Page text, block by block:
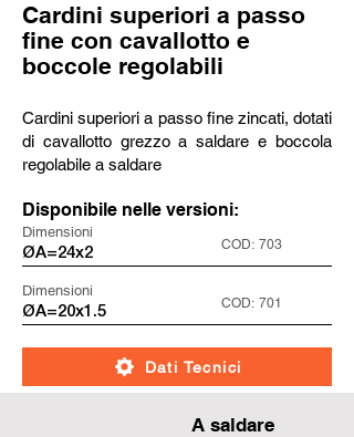
Cardini superiori a passo
fine con cavallotto e
boccole regolabili
Cardini superiori a passo fine zincati, dotati
di cavallotto grezzo a saldare e boccola
regolabile a saldare
Disponibile nelle versioni:
Dimensioni
ØA=24x2
COD: 703
Dimensioni
ØA=20x1.5
COD: 701
Dati Tecnici
A saldare